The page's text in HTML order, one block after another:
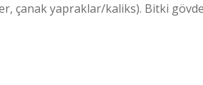
çanak yapraklar/kaliks). Bitki